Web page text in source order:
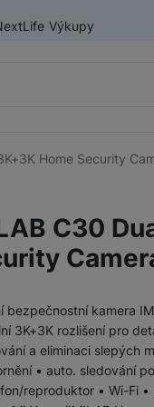
Výkupy
Home Security
C30
bezpečnostní kamera
3K+3K rozlišení pro
a eliminaci slepých
• auto. sledování
reproduktor • Wi-Fi